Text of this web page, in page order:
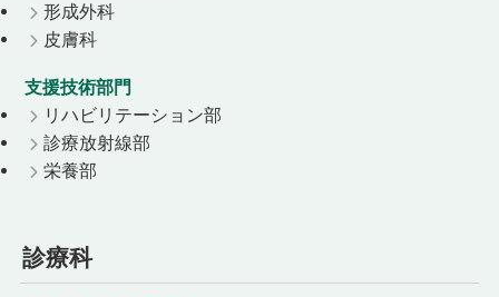
形成外科
皮膚科
支援技術部門
リハビリテーション部
診療放射線部
栄養部
診療科